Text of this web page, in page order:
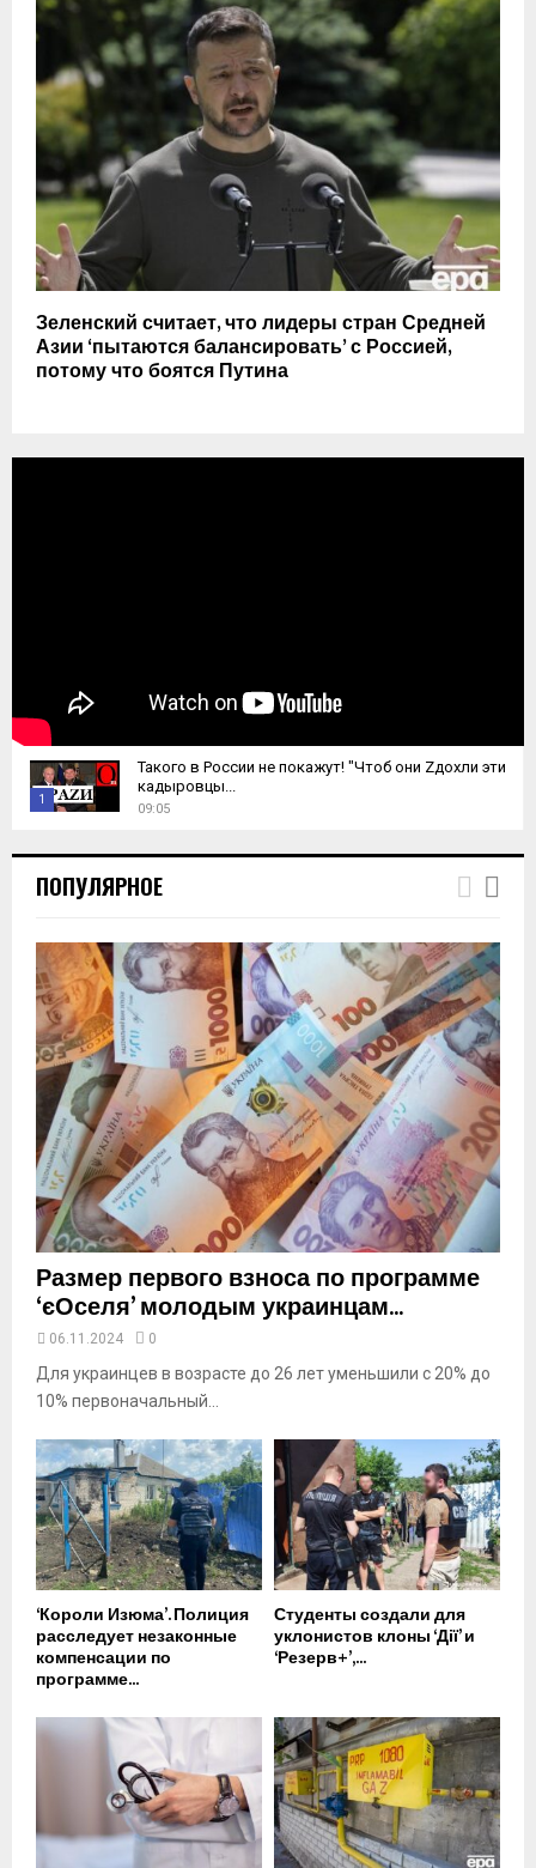
Зеленский считает, что лидеры стран Средней
Азии ‘пытаются балансировать’ с Россией,
потому что боятся Путина
1
h
u
a
y
u
e
Такого в России не покажут! "Чтоб они Zдохли эти
кадыровцы...
09:05
ПОПУЛЯРНОЕ
Размер первого взноса по программе
‘єОселя’ молодым украинцам...
06.11.2024 0
Для украинцев в возрасте до 26 лет уменьшили с 20% до
10% первоначальный...
‘Короли Изюма’. Полиция
расследует незаконные
компенсации по
программе...
Студенты создали для
уклонистов клоны ‘Дії’ и
‘Резерв+’,...